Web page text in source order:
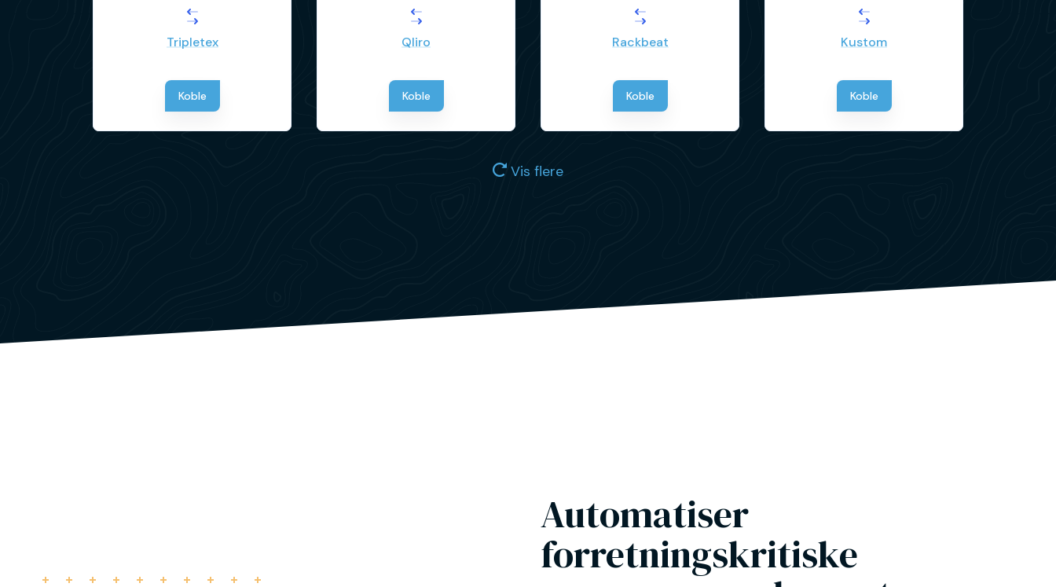
Tripletex
Koble
Qliro
Koble
Rackbeat
Koble
Kustom
Koble
Vis flere
Automatiser
forretningskritiske